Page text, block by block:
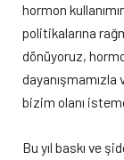
hormon
politikalarına
dönüyoruz,
bizim olanı
Bu yıl baskı ve